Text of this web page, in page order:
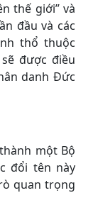
thế giới” và
đầu và các
thổ thuộc
được điều
danh Đức
một Bộ
đổi tên này
quan trọng